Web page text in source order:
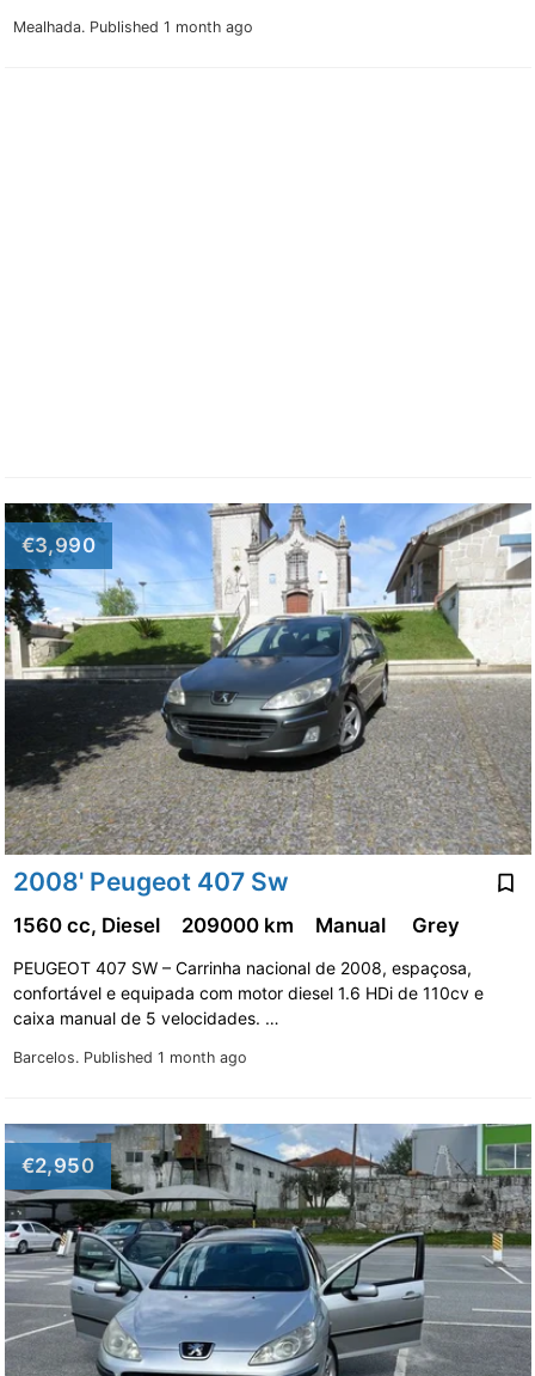
Mealhada. Published 1 month ago
€3,990
2008' Peugeot 407 Sw
Barcelos. Published 1 month ago
1560 cc, Diesel 209000 km Manual Grey
PEUGEOT 407 SW – Carrinha nacional de 2008, espaçosa,
confortável e equipada com motor diesel 1.6 HDi de 110cv e
caixa manual de 5 velocidades. …
€2,950